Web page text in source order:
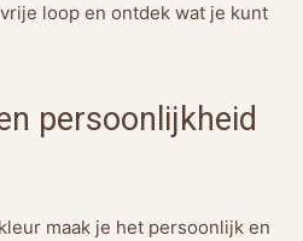
loop en ontdek wat je kunt
persoonlijkheid
maak je het persoonlijk en